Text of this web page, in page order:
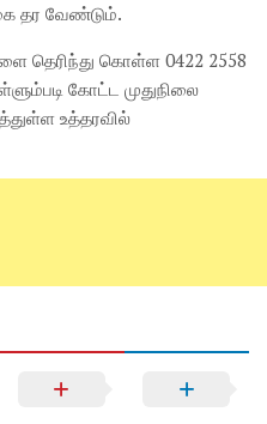
தர வேண்டும்.
தெரிந்து கொள்ள 0422 2558
கோட்ட முதுநிலை
உத்தரவில்